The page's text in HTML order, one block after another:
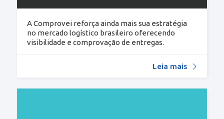
A Comprovei reforça ainda mais sua estratégia
no mercado logístico brasileiro oferecendo
visibilidade e comprovação de entregas.
Leia mais